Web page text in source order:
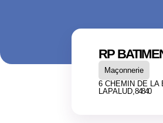
RP
Maçonnerie
6 CHEMIN DE LA
LAPALUD,84840